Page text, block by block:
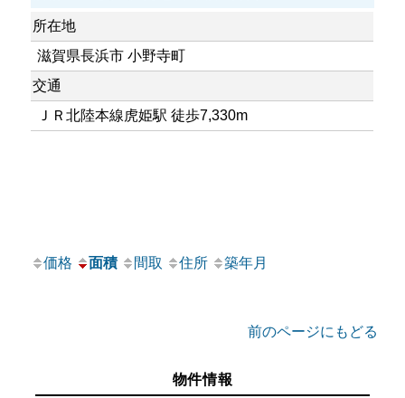
所在地
滋賀県長浜市 小野寺町
交通
ＪＲ北陸本線虎姫駅 徒歩7,330m
価格 面積 間取 住所 築年月
前のページにもどる
物件情報